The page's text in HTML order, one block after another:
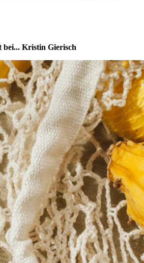
bei... Kristin Gierisch